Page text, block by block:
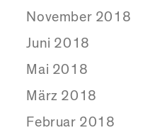
November 2018
Juni 2018
Mai 2018
März 2018
Februar 2018